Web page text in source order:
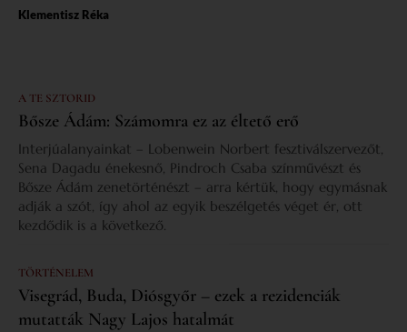
Klementisz Réka
A TE SZTORID
Bősze Ádám: Számomra ez az éltető erő
Interjúalanyainkat – Lobenwein Norbert fesztiválszervezőt,
Sena Dagadu énekesnő, Pindroch Csaba színművészt és
Bősze Ádám zenetörténészt – arra kértük, hogy egymásnak
adják a szót, így ahol az egyik beszélgetés véget ér, ott
kezdődik is a következő.
TÖRTÉNELEM
Visegrád, Buda, Diósgyőr – ezek a rezidenciák
mutatták Nagy Lajos hatalmát